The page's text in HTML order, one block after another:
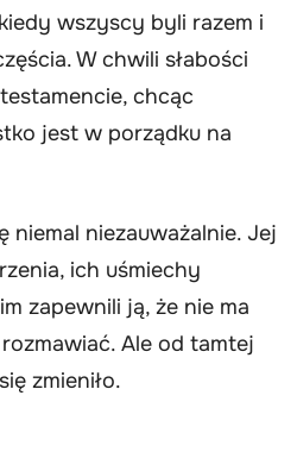
wszyscy byli razem i
W chwili słabości
chcąc
jest w porządku na
niemal niezauważalnie. Jej
ich uśmiechy
zapewnili ją, że nie ma
Ale od tamtej
zmieniło.